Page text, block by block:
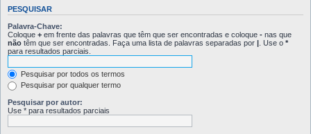
PESQUISAR
Palavra-Chave:
Coloque + em frente das palavras que têm que ser encontradas e coloque - nas que
não têm que ser encontradas. Faça uma lista de palavras separadas por | . Use o *
para resultados parciais.
Pesquisar por todos os termos
Pesquisar por qualquer termo
Pesquisar por autor:
Use * para resultados parciais